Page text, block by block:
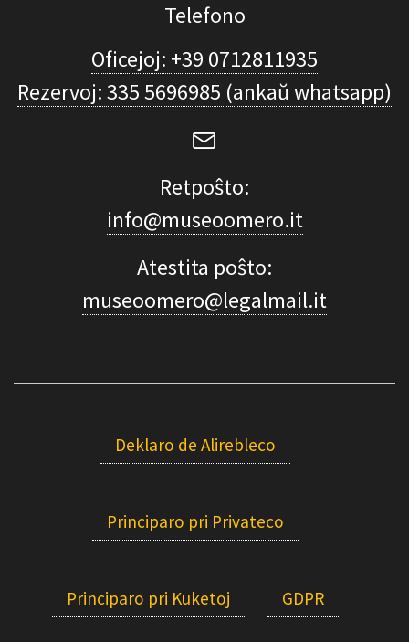
Telefono
Oficejoj: +39 0712811935
Rezervoj: 335 5696985 (ankaŭ whatsapp)
Retpoŝto:
info@museoomero.it
Atestita poŝto:
museoomero@legalmail.it
Deklaro de Alirebleco
Principaro pri Privateco
Principaro pri Kuketoj GDPR